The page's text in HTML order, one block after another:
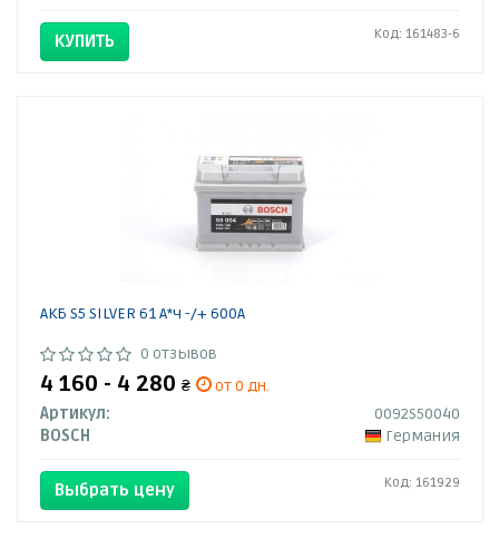
КУПИТЬ Код: 161483-6
АКБ S5 SILVER 61 А*ч -/+ 600A
0 отзывов
4 160 - 4 280 ₴
от 0 дн.
Артикул:
0092S50040
BOSCH
Германия
Выбрать цену Код: 161929